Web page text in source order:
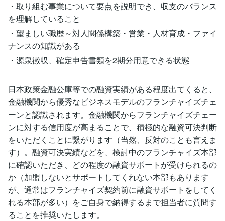
・取り組む事業について要点を説明でき、収支のバランス
を理解していること
・望ましい職歴～対人関係構築・営業・人材育成・ファイ
ナンスの知識がある
・源泉徴収、確定申告書類を2期分用意できる状態
日本政策金融公庫等での融資実績がある程度出てくると、
金融機関から優秀なビジネスモデルのフランチャイズチェ
ーンと認識されます。金融機関からフランチャイズチェー
ンに対する信用度が高まることで、積極的な融資可決判断
をいただくことに繋がります（当然、反対のことも言えま
す）。融資可決実績などを、検討中のフランチャイズ本部
に確認いただき、どの程度の融資サポートが受けられるの
か（加盟しないとサポートしてくれない本部もあります
が、通常はフランチャイズ契約前に融資サポートをしてく
れる本部が多い）をご自身で納得するまで担当者に質問す
ることを推奨いたします。